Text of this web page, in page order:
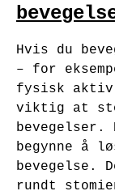
Hvis du
– for
fysisk aktiv
viktig at
bevegelser.
begynne å
bevegelse.
rundt